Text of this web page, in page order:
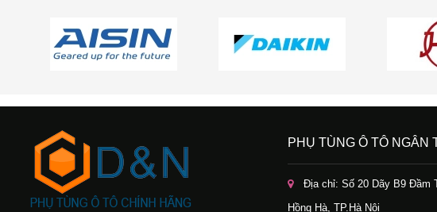
PHỤ TÙNG Ô TÔ NGÂN
Địa chỉ: Số 20 Dãy B9 Đầm
Hồng Hà, TP.Hà Nội